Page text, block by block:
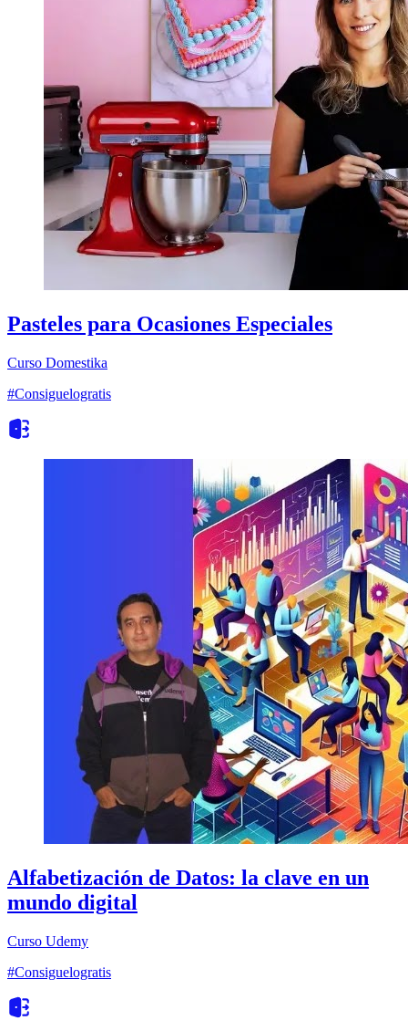
Pasteles para Ocasiones Especiales
Curso Domestika
#Consiguelogratis
Alfabetización de Datos: la clave en un
mundo digital
Curso Udemy
#Consiguelogratis